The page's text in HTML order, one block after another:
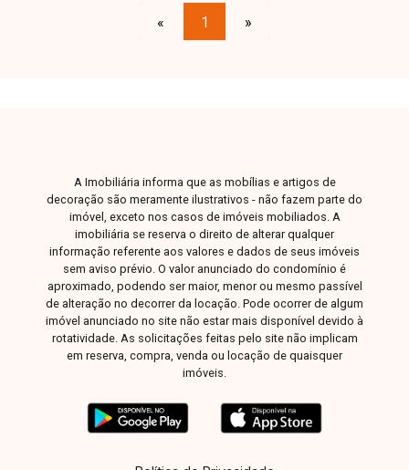
pessoalmente com um consultor que irá te
auxiliar na busca pelo imóvel que você busca.
« 1 »
A Imobiliária informa que as mobílias e artigos de
decoração são meramente ilustrativos - não fazem parte do
imóvel, exceto nos casos de imóveis mobiliados. A
imobiliária se reserva o direito de alterar qualquer
informação referente aos valores e dados de seus imóveis
sem aviso prévio. O valor anunciado do condomínio é
aproximado, podendo ser maior, menor ou mesmo passível
de alteração no decorrer da locação. Pode ocorrer de algum
imóvel anunciado no site não estar mais disponível devido à
rotatividade. As solicitações feitas pelo site não implicam
em reserva, compra, venda ou locação de quaisquer
imóveis.